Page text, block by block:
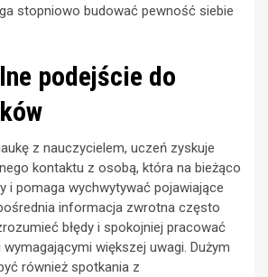
stopniowo budować pewność siebie
podejście do
z nauczycielem, uczeń zyskuje
kontaktu z osobą, która na bieżąco
i pomaga wychwytywać pojawiające
informacja zwrotna często
błędy i spokojniej pracować
większej uwagi. Dużym
również spotkania z